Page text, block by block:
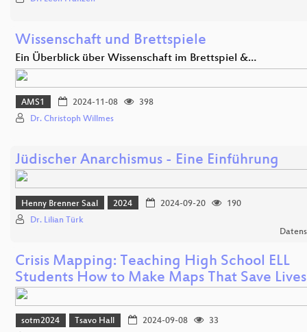
Wissenschaft und Brettspiele
Ein Überblick über Wissenschaft im Brettspiel &…
AMS1 2024-11-08
398
Dr. Christoph Willmes
Jüdischer Anarchismus - Eine Einführung
Henny Brenner Saal 2024 2024-09-20
190
Dr. Lilian Türk
Crisis Mapping: Teaching High School ELL
Students How to Make Maps That Save Lives
sotm2024 Tsavo Hall 2024-09-08
33